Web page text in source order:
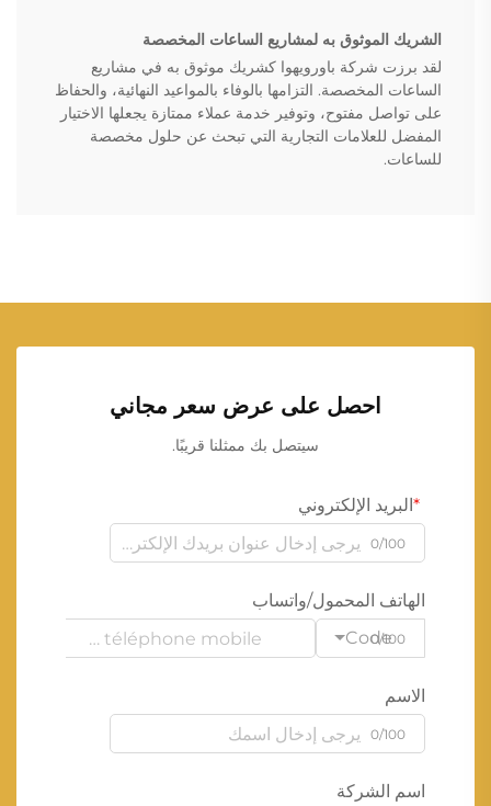
الشريك الموثوق به لمشاريع الساعات المخصصة
لقد برزت شركة باورويهوا كشريك موثوق به في مشاريع
الساعات المخصصة. التزامها بالوفاء بالمواعيد النهائية، والحفاظ
على تواصل مفتوح، وتوفير خدمة عملاء ممتازة يجعلها الاختيار
المفضل للعلامات التجارية التي تبحث عن حلول مخصصة
للساعات.
احصل على عرض سعر مجاني
سيتصل بك ممثلنا قريبًا.
البريد الإلكتروني
0/100
الهاتف المحمول/واتساب
Code
0/100
الاسم
0/100
اسم الشركة